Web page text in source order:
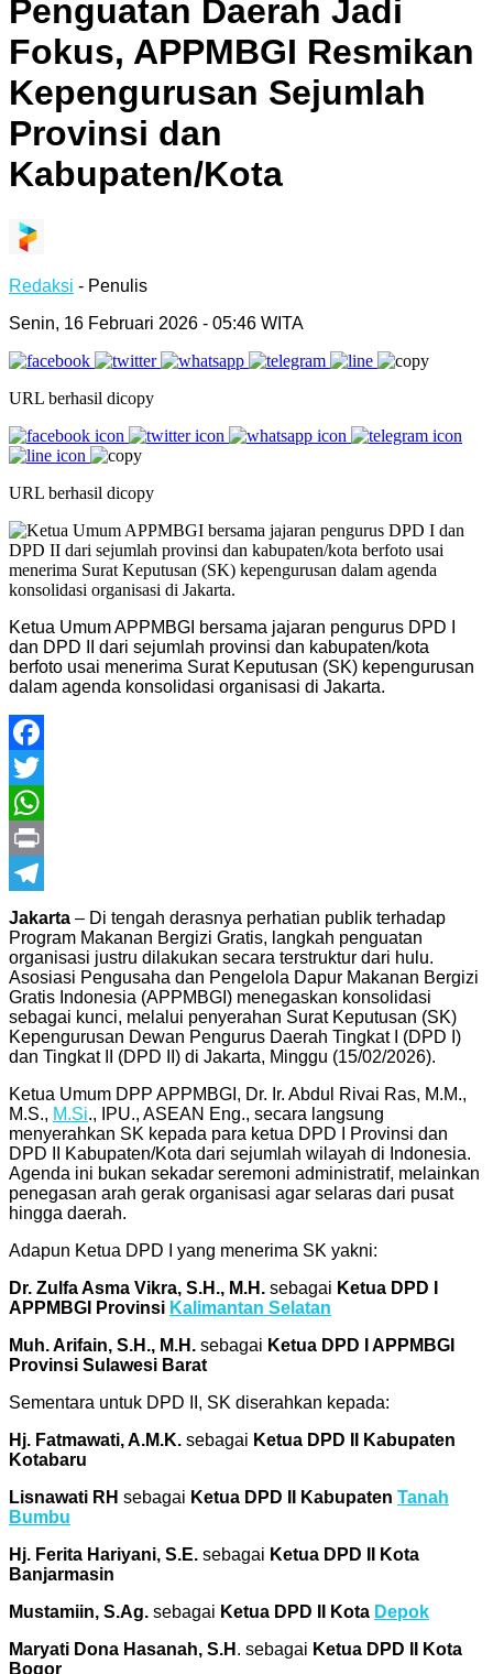
Penguatan Daerah Jadi
Fokus, APPMBGI Resmikan
Kepengurusan Sejumlah
Provinsi dan
Kabupaten/Kota
Redaksi - Penulis
Senin, 16 Februari 2026 - 05:46 WITA
URL berhasil dicopy
URL berhasil dicopy
Ketua Umum APPMBGI bersama jajaran pengurus DPD I
dan DPD II dari sejumlah provinsi dan kabupaten/kota
berfoto usai menerima Surat Keputusan (SK) kepengurusan
dalam agenda konsolidasi organisasi di Jakarta.
Facebook
Twitter
WhatsApp
Print
Telegram
Jakarta – Di tengah derasnya perhatian publik terhadap
Program Makanan Bergizi Gratis, langkah penguatan
organisasi justru dilakukan secara terstruktur dari hulu.
Asosiasi Pengusaha dan Pengelola Dapur Makanan Bergizi
Gratis Indonesia (APPMBGI) menegaskan konsolidasi
sebagai kunci, melalui penyerahan Surat Keputusan (SK)
Kepengurusan Dewan Pengurus Daerah Tingkat I (DPD I)
dan Tingkat II (DPD II) di Jakarta, Minggu (15/02/2026).
Ketua Umum DPP APPMBGI, Dr. Ir. Abdul Rivai Ras, M.M.,
M.S., M.Si., IPU., ASEAN Eng., secara langsung
menyerahkan SK kepada para ketua DPD I Provinsi dan
DPD II Kabupaten/Kota dari sejumlah wilayah di Indonesia.
Agenda ini bukan sekadar seremoni administratif, melainkan
penegasan arah gerak organisasi agar selaras dari pusat
hingga daerah.
Adapun Ketua DPD I yang menerima SK yakni:
Dr. Zulfa Asma Vikra, S.H., M.H. sebagai Ketua DPD I
APPMBGI Provinsi Kalimantan Selatan
Muh. Arifain, S.H., M.H. sebagai Ketua DPD I APPMBGI
Provinsi Sulawesi Barat
Sementara untuk DPD II, SK diserahkan kepada:
Hj. Fatmawati, A.M.K. sebagai Ketua DPD II Kabupaten
Kotabaru
Lisnawati RH sebagai Ketua DPD II Kabupaten Tanah
Bumbu
Hj. Ferita Hariyani, S.E. sebagai Ketua DPD II Kota
Banjarmasin
Mustamiin, S.Ag. sebagai Ketua DPD II Kota Depok
Maryati Dona Hasanah, S.H . sebagai Ketua DPD II Kota
Bogor